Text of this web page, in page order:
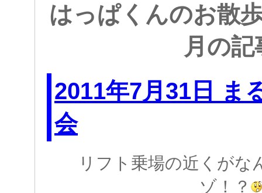
はっぱくんのお散
月の記
2011年7月31日 ま
会
リフト乗場の近くがな
ゾ！？